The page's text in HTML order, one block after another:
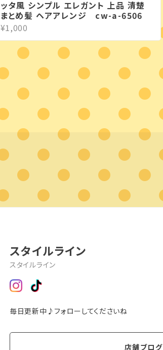
ッタ風 シンプル エレガント 上品 清楚
まとめ髪 ヘアアレンジ cw-a-6506
¥1,000
スタイルライン
スタイルライン
毎日更新中♪フォローしてくださいね
店舗ブログ